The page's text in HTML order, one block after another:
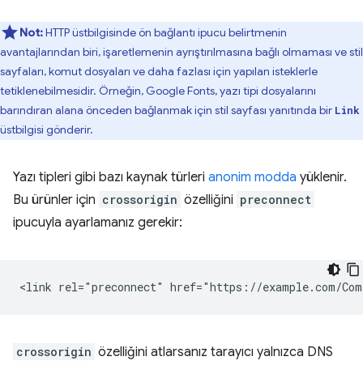
Not:HTTP üstbilgisinde ön bağlantı ipucu belirtmenin
avantajlarından biri, işaretlemenin ayrıştırılmasına bağlı olmaması ve stil
sayfaları, komut dosyaları ve daha fazlası için yapılan isteklerle
tetiklenebilmesidir. Örneğin, Google Fonts, yazı tipi dosyalarını
barındıran alana önceden bağlanmak için stil sayfası yanıtında bir Link
üstbilgisi gönderir.
Yazı tipleri gibi bazı kaynak türleri anonim modda yüklenir.
Bu ürünler için crossorigin özelliğini preconnect
ipucuyla ayarlamanız gerekir:
crossorigin özelliğini atlarsanız tarayıcı yalnızca DNS